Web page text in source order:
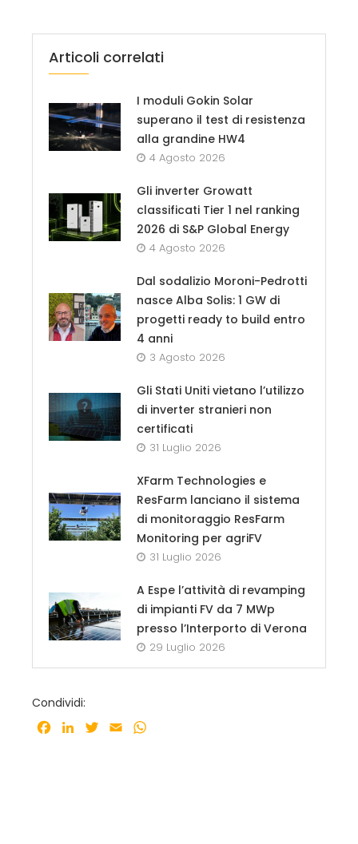
Articoli correlati
I moduli Gokin Solar
superano il test di resistenza
alla grandine HW4
4 Agosto 2026
Gli inverter Growatt
classificati Tier 1 nel ranking
2026 di S&P Global Energy
4 Agosto 2026
Dal sodalizio Moroni-Pedrotti
nasce Alba Solis: 1 GW di
progetti ready to build entro
4 anni
3 Agosto 2026
Gli Stati Uniti vietano l’utilizzo
di inverter stranieri non
certificati
31 Luglio 2026
XFarm Technologies e
ResFarm lanciano il sistema
di monitoraggio ResFarm
Monitoring per agriFV
31 Luglio 2026
A Espe l’attività di revamping
di impianti FV da 7 MWp
presso l’Interporto di Verona
29 Luglio 2026
Condividi:
Facebook
LinkedInTwitter
Email